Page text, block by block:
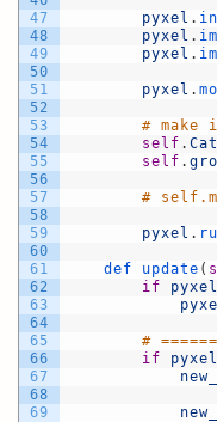
47
48
49
50
51
52
53
54
55
56
57
58
59
60
61
62
63
64
65
66
67
68
69
pyxel .
pyxel .
pyxel .
pyxel .
# make
self .
self .
#
pyxel .
def update (
if
pyxel
#
if
pyxel